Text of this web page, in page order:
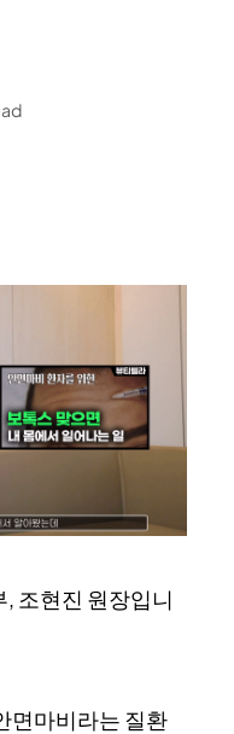
조현진 원장입니
면마비라는 질환